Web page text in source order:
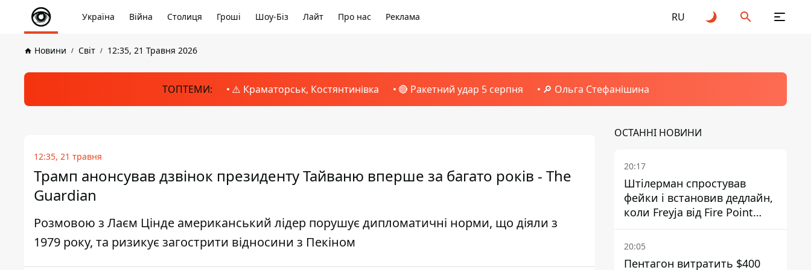
Україна Війна Столиця Гроші Шоу-Біз Лайт Про нас Реклама RU
Новини Світ 12:35, 21 Травня 2026
ТОПТЕМИ: ⚠️ Краматорськ, Костянтинівка 🔴 Ракетний удар 5 серпня 🔎 Ольга Стефанішина
12:35, 21 травня
Трамп анонсував дзвінок президенту Тайваню вперше за багато років - The
Guardian
Розмовою з Лаєм Цінде американський лідер порушує дипломатичні норми, що діяли з
1979 року, та ризикує загострити відносини з Пекіном
ОСТАННІ НОВИНИ
20:17
Штілерман спростував
фейки і встановив дедлайн,
коли Freyja від Fire Point
повноцінно запрацює проти
балістики
20:05
Пентагон витратить $400